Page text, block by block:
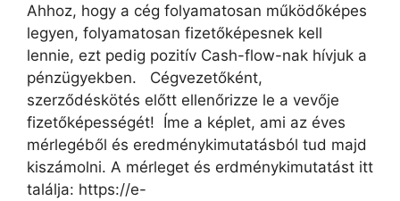
Ahhoz, hogy a cég folyamatosan működőképes
legyen, folyamatosan fizetőképesnek kell
lennie, ezt pedig pozitív Cash-flow-nak hívjuk a
pénzügyekben. Cégvezetőként,
szerződéskötés előtt ellenőrizze le a vevője
fizetőképességét! Íme a képlet, ami az éves
mérlegéből és eredménykimutatásból tud majd
kiszámolni. A mérleget és erdménykimutatást itt
találja: https://e-